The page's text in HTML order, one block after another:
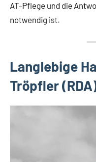
AT-Pflege und die
notwendig ist.
Langlebige
Tröpfler